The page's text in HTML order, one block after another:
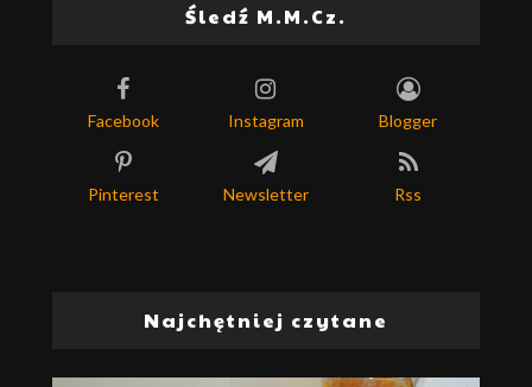
Śledź M.M.Cz.
Facebook Instagram Blogger
Pinterest Newsletter Rss
Najchętniej czytane